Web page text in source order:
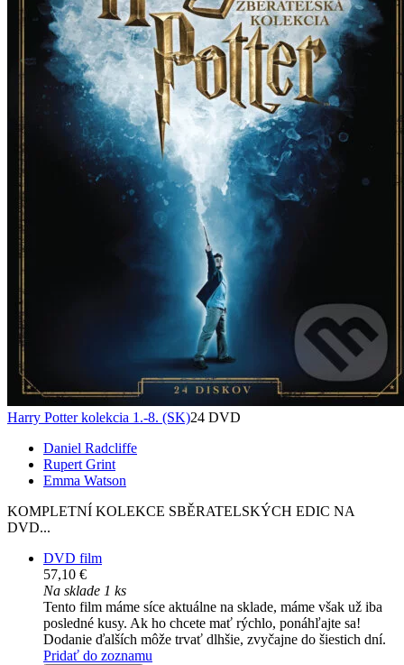
Harry Potter kolekcia 1.-8. (SK)24 DVD
Daniel Radcliffe
Rupert Grint
Emma Watson
KOMPLETNÍ KOLEKCE SBĚRATELSKÝCH EDIC NA
DVD...
DVD film
57,10 €
Na sklade 1 ks
Tento film máme síce aktuálne na sklade, máme však už iba
posledné kusy. Ak ho chcete mať rýchlo, ponáhľajte sa!
Dodanie ďalších môže trvať dlhšie, zvyčajne do šiestich dní.
Pridať do zoznamu